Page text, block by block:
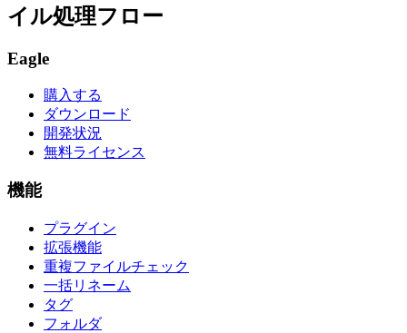
イル処理フロー
Eagle
購入する
ダウンロード
開発状況
無料ライセンス
機能
プラグイン
拡張機能
重複ファイルチェック
一括リネーム
タグ
フォルダ